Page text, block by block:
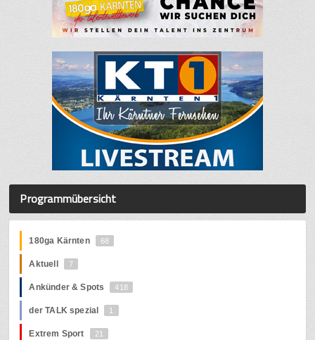
Programmübersicht
180ga Kärnten 68
Aktuell 7
Ankünder & Spots 418
der TALK spezial 1
Extrem Sport 21